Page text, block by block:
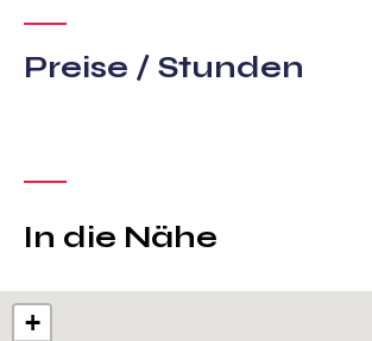
Preise / Stunden
In die Nähe
+